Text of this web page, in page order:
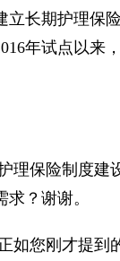
立长期护理保
年试点以来
理保险制度
？谢谢。
如您刚才提